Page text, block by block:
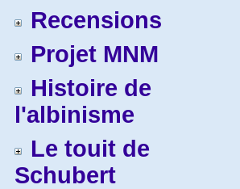
Recensions
Projet MNM
Histoire de
l'albinisme
Le touit de
Schubert